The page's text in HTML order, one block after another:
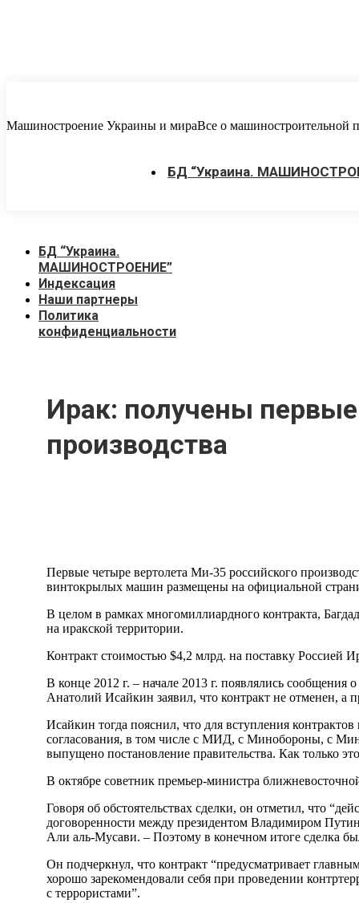
Машиностроение Украины и мираВсе о машиностроительной
БД “Украина.
БД “Украина.
МАШИНОСТРОЕНИЕ”
Индекcация
Наши партнеры
Политика
конфиденциальности
Ирак: получены
производства
Первые четыре вертолета Ми-35 российского
винтокрылых машин размещены на официальной
В целом в рамках многомиллиардного контракта,
на иракской территории.
Контракт стоимостью $4,2 млрд. на поставку Россией
В конце 2012 г. – начале 2013 г. появлялись
Анатолий Исайкин заявил, что контракт не отменен, а
Исайкин тогда пояснил, что для вступления
согласования, в том числе с МИД, с Минобороны, с
выпущено постановление правительства. Как только
В октябре советник премьер-министра
Говоря об обстоятельствах сделки, он отметил, что
договоренности между президентом Владимиром
Али аль-Мусави. – Поэтому в конечном итоге сделка
Он подчеркнул, что контракт “предусматривает
хорошо зарекомендовали себя при проведении
с террористами”.